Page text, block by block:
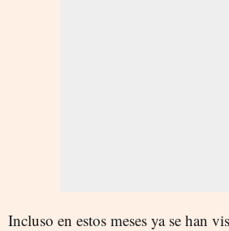
Incluso en estos meses ya se han